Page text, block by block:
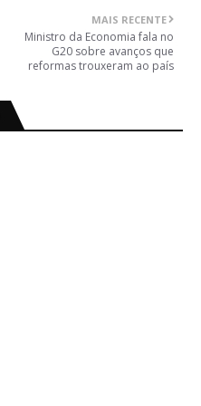
MAIS RECENTE
Ministro da Economia fala no
G20 sobre avanços que
reformas trouxeram ao país